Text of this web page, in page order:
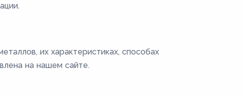
их характеристиках, способах
на нашем сайте.